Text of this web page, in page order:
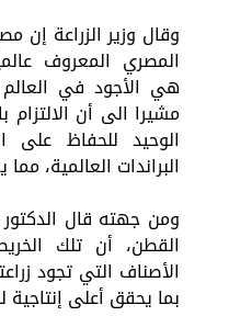
وقال وزير الزراعة
المصري المعروف
هي الأجود في العالم
مشيرا الى أن
الوحيد للحفاظ على
البراندات العالمية،
ومن جهته قال
القطن، أن تلك
الأصناف التي تجود
بما يحقق أعلى إنتاجية